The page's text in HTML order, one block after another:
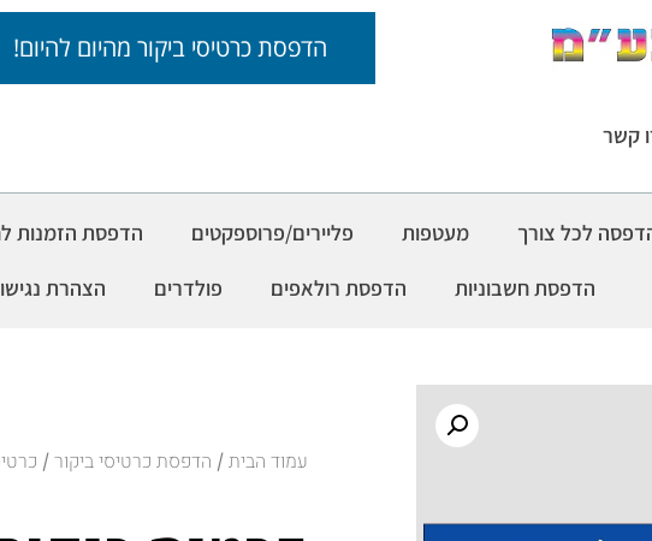
הדפסת כרטיסי ביקור מהיום להיום!
קשר
לכל צורך מעטפות פליירים/פרוספקטים הדפסת הזמנות
הדפסת חשבוניות
הדפסת רולאפים פולדרים הצהרת
עמוד הבית / הדפסת כרטיסי ביקור /